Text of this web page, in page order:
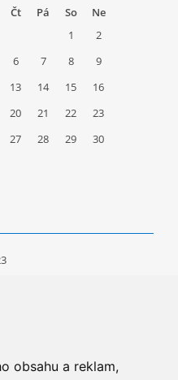
obsahu a reklam,
Čt Pá So
Ne
1
2
6 7 8
9
13 14 15
16
20 21 22
23
27 28 29
30